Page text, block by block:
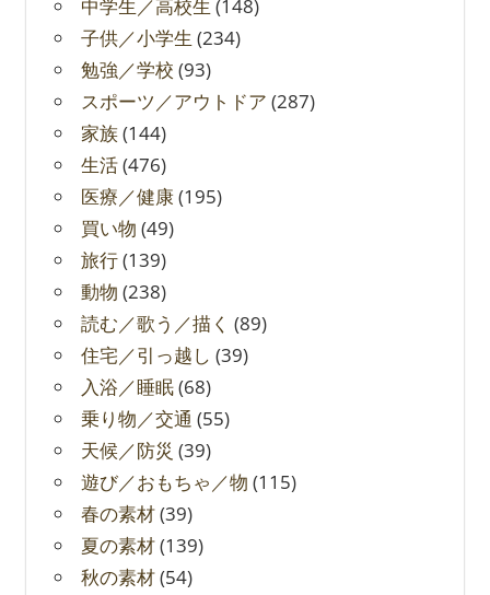
中学生／高校生 (148)
子供／小学生 (234)
勉強／学校 (93)
スポーツ／アウトドア (287)
家族(144)
生活(476)
医療／健康(195)
買い物 (49)
旅行(139)
動物 (238)
読む／歌う／描く (89)
住宅／引っ越し (39)
入浴／睡眠(68)
乗り物／交通 (55)
天候／防災 (39)
遊び／おもちゃ／物 (115)
春の素材(39)
夏の素材(139)
秋の素材(54)